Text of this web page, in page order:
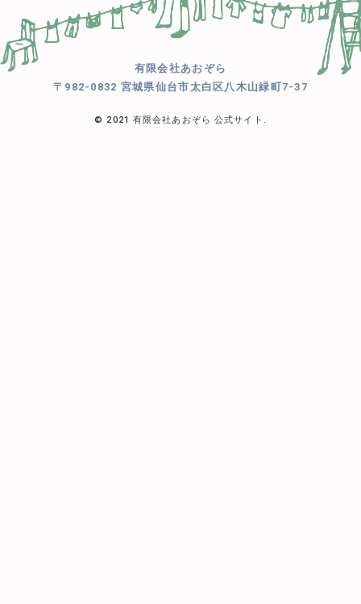
有限会社あおぞら
〒982-0832 宮城県仙台市太白区八木山緑町7-37
© 2021 有限会社あおぞら 公式サイト.